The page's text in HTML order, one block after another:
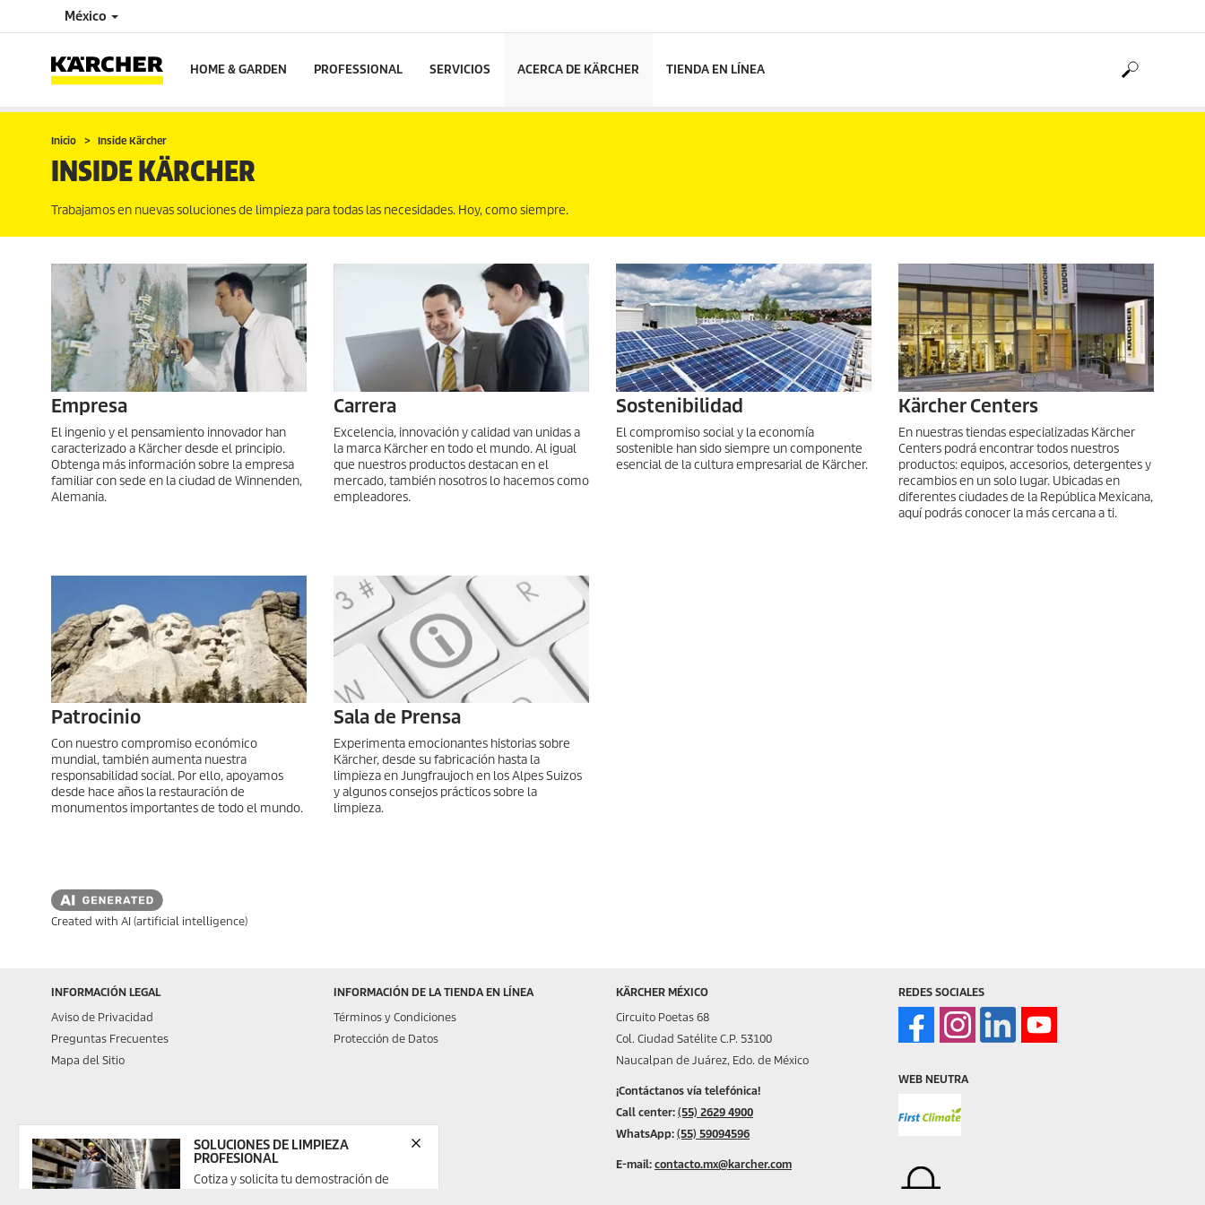
México
HOME & GARDEN PROFESSIONAL SERVICIOS ACERCA DE KÄRCHER TIENDA EN LÍNEA
SOLUCIONES DE LIMPIEZA
PROFESIONAL
Cotiza y solicita tu demostración de
Inicio Inside Kärcher
INSIDE KÄRCHER
Trabajamos en nuevas soluciones de limpieza para todas las necesidades. Hoy, como siempre.
Empresa
El ingenio y el pensamiento innovador han
caracterizado a Kärcher desde el principio.
Obtenga más información sobre la empresa
familiar con sede en la ciudad de Winnenden,
Alemania.
Carrera
Excelencia, innovación y calidad van unidas a
la marca Kärcher en todo el mundo. Al igual
que nuestros productos destacan en el
mercado, también nosotros lo hacemos como
empleadores.
Sostenibilidad
El compromiso social y la economía
sostenible han sido siempre un componente
esencial de la cultura empresarial de Kärcher.
Kärcher Centers
En nuestras tiendas especializadas Kärcher
Centers podrá encontrar todos nuestros
productos: equipos, accesorios, detergentes y
recambios en un solo lugar. Ubicadas en
diferentes ciudades de la República Mexicana,
aquí podrás conocer la más cercana a ti.
Patrocinio
Con nuestro compromiso económico
mundial, también aumenta nuestra
responsabilidad social. Por ello, apoyamos
desde hace años la restauración de
monumentos importantes de todo el mundo.
Sala de Prensa
Experimenta emocionantes historias sobre
Kärcher, desde su fabricación hasta la
limpieza en Jungfraujoch en los Alpes Suizos
y algunos consejos prácticos sobre la
limpieza.
Created with AI (artificial intelligence)
INFORMACIÓN LEGAL
Aviso de Privacidad
Preguntas Frecuentes
Mapa del Sitio
INFORMACIÓN DE LA TIENDA EN LÍNEA
Términos y Condiciones
Protección de Datos
KÄRCHER MÉXICO
Circuito Poetas 68
Col. Ciudad Satélite C.P. 53100
Naucalpan de Juárez, Edo. de México
¡Contáctanos vía telefónica!
Call center: (55) 2629 4900
WhatsApp: (55) 59094596
E-mail: contacto.mx@karcher.com
REDES SOCIALES
WEB NEUTRA